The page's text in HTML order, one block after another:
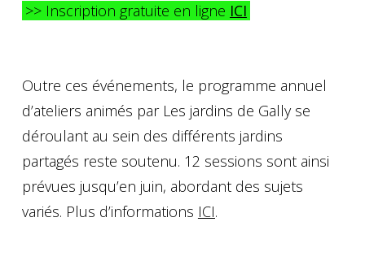
>> Inscription gratuite en ligne ICI
Outre ces événements, le programme annuel
d’ateliers animés par Les jardins de Gallyse
déroulant au sein des différents jardins
partagés reste soutenu. 12 sessions sont ainsi
prévues jusqu’en juin, abordant des sujets
variés. Plus d’informations ICI.